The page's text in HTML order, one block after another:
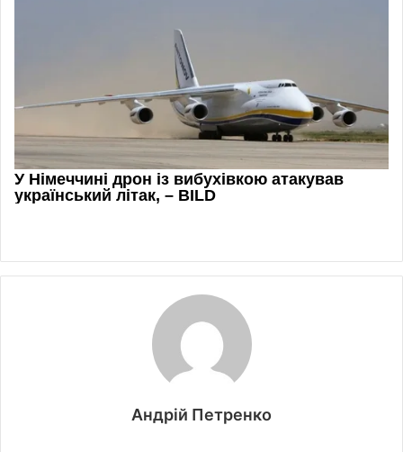
Андрій Петренко